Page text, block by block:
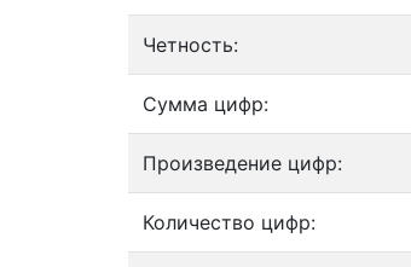
Четность:
Сумма цифр:
Произведение цифр:
Количество цифр: